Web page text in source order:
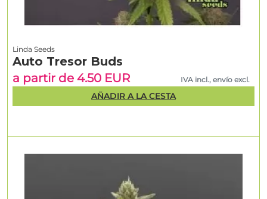
Linda Seeds
Auto Tresor Buds
a partir de 4.50 EUR
IVA incl., envío excl.
AÑADIR A LA CESTA